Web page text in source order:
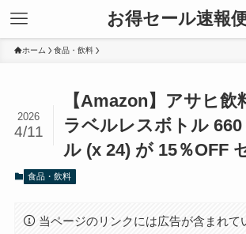
お得セール速報
ホーム 食品・飲料
【Amazon】アサヒ飲
ラベルレスボトル
ル (x 24) が 15％OFF
2026
4/11
食品・飲料
当ページのリンクには広告が含まれて